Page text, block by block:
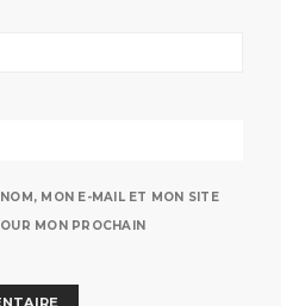
MON E-MAIL ET MON SITE
MON PROCHAIN